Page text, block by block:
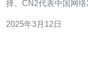
择。CN2代表中国网
更稳定的网络连接质量。 选择腾讯云新加坡CN2云服
2025年3月12日